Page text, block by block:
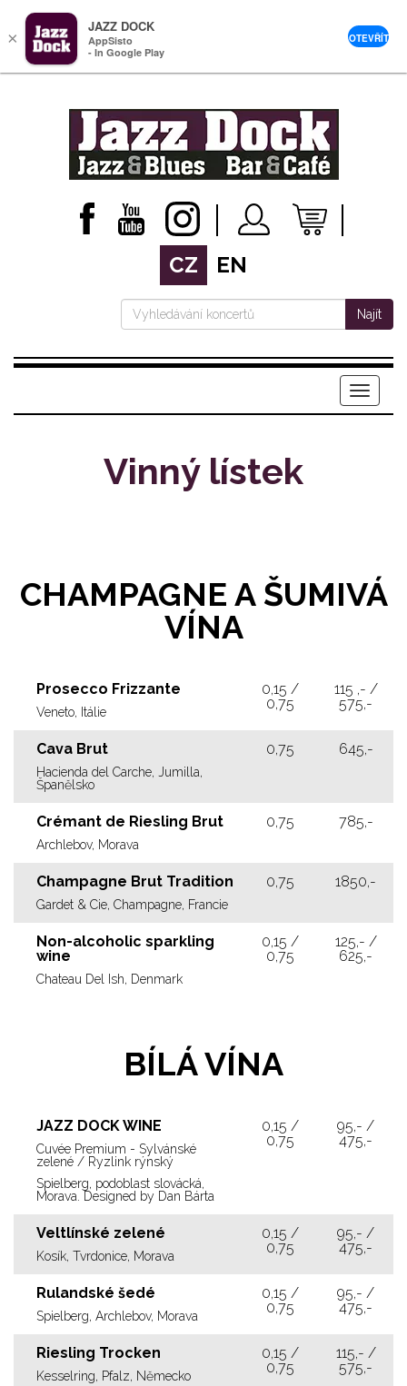
CZ EN
Najít
Menu
Vinný lístek
CHAMPAGNE A ŠUMIVÁ
VÍNA
Prosecco Frizzante
Veneto, Itálie
0,15 /
0,75
115 ,- /
575,-
Cava Brut
Hacienda del Carche, Jumilla,
Španělsko
0,75 645,-
Crémant de Riesling Brut
Archlebov, Morava
0,75 785,-
Champagne Brut Tradition
Gardet & Cie, Champagne, Francie
0,75 1850,-
Non-alcoholic sparkling
wine
Chateau Del Ish, Denmark
0,15 /
0,75
125,- /
625,-
BÍLÁ VÍNA
JAZZ DOCK WINE
Cuvée Premium - Sylvánské
zelené / Ryzlink rýnský
Spielberg, podoblast slovácká,
Morava. Designed by Dan Bárta
0,15 /
0,75
95,- /
475,-
Veltlínské zelené
Kosík, Tvrdonice, Morava
0,15 /
0,75
95,- /
475,-
Rulandské šedé
Spielberg, Archlebov, Morava
0,15 /
0,75
95,- /
475,-
Riesling Trocken
Kesselring, Pfalz, Německo
0,15 /
0,75
115,- /
575,-
×
JAZZ DOCK
AppSisto
- In Google Play
OTEVŘÍT